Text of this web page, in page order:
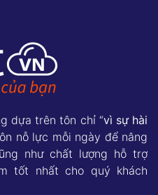
dựa trên tôn chỉ “vì sự hài
nỗ lực mỗi ngày để nâng
như chất lượng hỗ trợ
tốt nhất cho quý khách